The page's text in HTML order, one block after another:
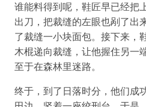
谁能料得到呢，鞋匠早已经把
出刀，把裁缝的左眼也剐了出
了裁缝一小块面包。接下来，
木棍递向裁缝，让他握住另一
至于在森林里迷路。
终于，到了日落时分，他们成